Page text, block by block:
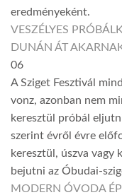
eredményeként.
VESZÉLYES
DUNÁN ÁT
06
A Sziget Fesztivál
vonz, azonban nem
keresztül próbál
szerint évről évre
keresztül, úszva vagy
bejutni az Óbudai-
MODERN ÓVODA